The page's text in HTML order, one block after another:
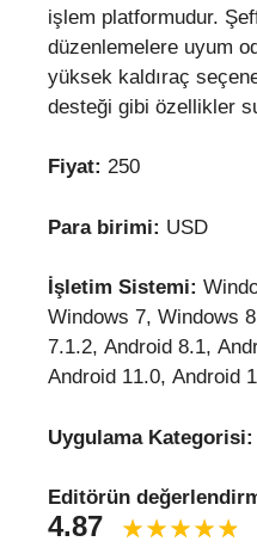
işlem platformudur.
düzenlemelere uyum
yüksek kaldıraç
desteği gibi özellikler
Fiyat: 250
Para birimi: USD
İşletim Sistemi:
Windows 7, Windows
7.1.2, Android 8.1,
Android 11.0, Android
Uygulama Kategorisi:
Editörün
4.87